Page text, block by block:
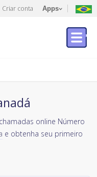
Criar conta Apps
online Número
e obtenha seu primeiro